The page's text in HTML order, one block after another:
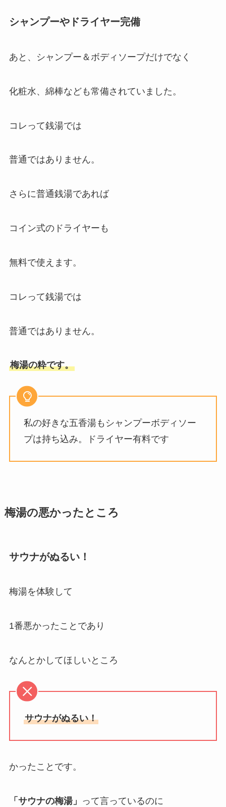
シャンプーやドライヤー完備
あと、シャンプー＆ボディソープだけでなく
化粧水、綿棒なども常備されていました。
コレって銭湯では
普通ではありません。
さらに普通銭湯であれば
コイン式のドライヤーも
無料で使えます。
コレって銭湯では
普通ではありません。
梅湯の粋です。
私の好きな五香湯もシャンプーボディソー
プは持ち込み。ドライヤー有料です
梅湯の悪かったところ
サウナがぬるい！
梅湯を体験して
1番悪かったことであり
なんとかしてほしいところ
サウナがぬるい！
かったことです。
「サウナの梅湯」 って言っているのに